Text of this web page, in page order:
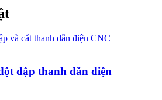
dập thanh dẫn điện